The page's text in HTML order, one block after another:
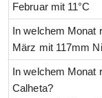
Februar mit 11°C
In welchem Monat
März mit 117mm
In welchem Monat
Calheta?